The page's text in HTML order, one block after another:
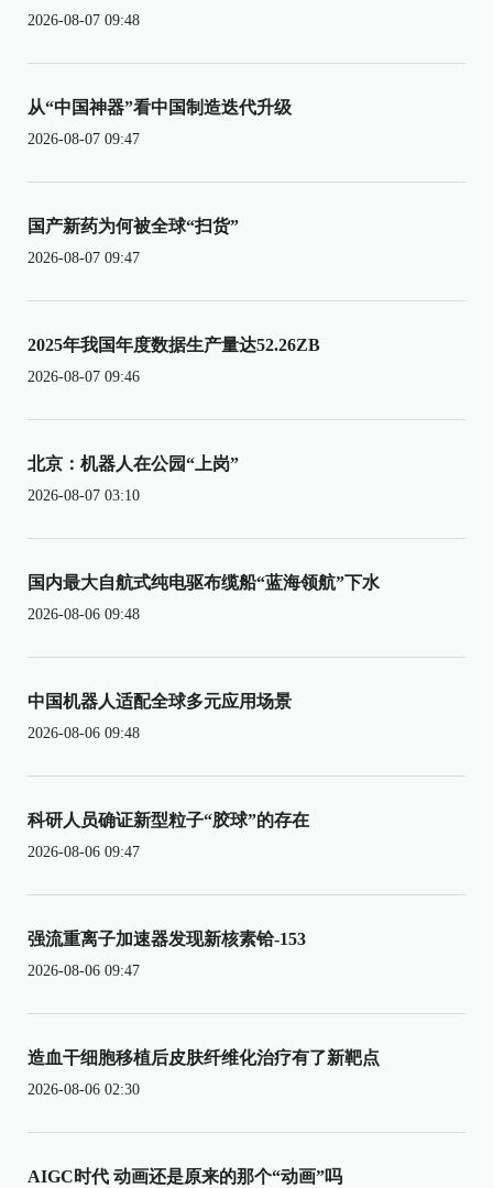
2026-08-07 09:48
从“中国神器”看中国制造迭代升级
2026-08-07 09:47
国产新药为何被全球“扫货”
2026-08-07 09:47
2025年我国年度数据生产量达52.26ZB
2026-08-07 09:46
北京：机器人在公园“上岗”
2026-08-07 03:10
国内最大自航式纯电驱布缆船“蓝海领航”下水
2026-08-06 09:48
中国机器人适配全球多元应用场景
2026-08-06 09:48
科研人员确证新型粒子“胶球”的存在
2026-08-06 09:47
强流重离子加速器发现新核素铪-153
2026-08-06 09:47
造血干细胞移植后皮肤纤维化治疗有了新靶点
2026-08-06 02:30
AIGC时代 动画还是原来的那个“动画”吗